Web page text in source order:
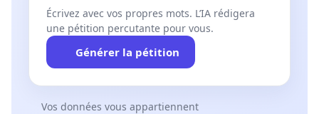
Écrivez avec vos propres mots. L’IA rédigera
une pétition percutante pour vous.
Générer la pétition
Vos données vous appartiennent